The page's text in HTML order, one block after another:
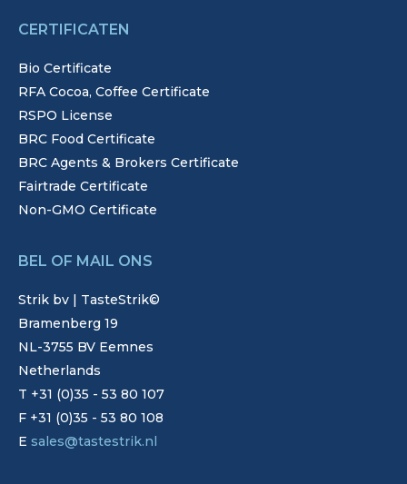
CERTIFICATEN
Bio Certificate
RFA Cocoa, Coffee Certificate
RSPO License
BRC Food Certificate
BRC Agents & Brokers Certificate
Fairtrade Certificate
Non-GMO Certificate
BEL OF MAIL ONS
Strik bv | TasteStrik©
Bramenberg 19
NL-3755 BV Eemnes
Netherlands
T +31 (0)35 - 53 80 107
F +31 (0)35 - 53 80 108
E sales@tastestrik.nl